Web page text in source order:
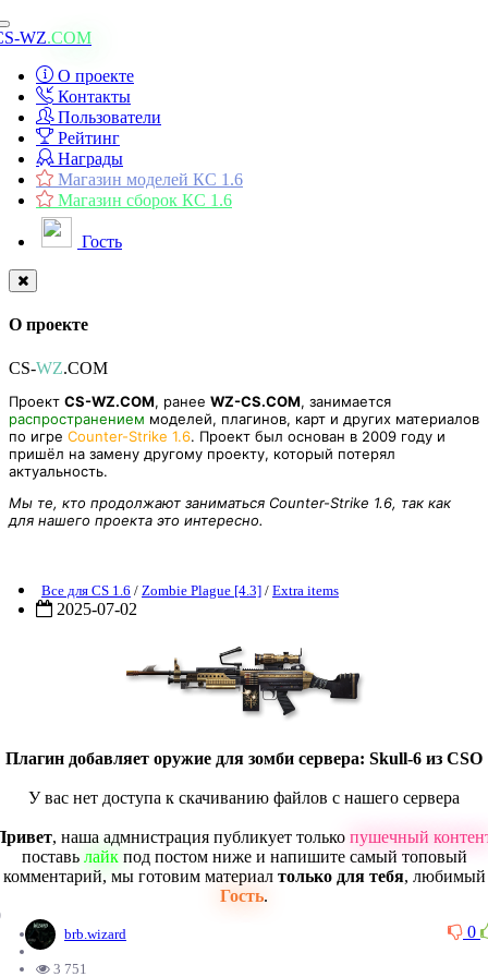
Toggle
navigation
WZ.COM
О проекте
Контакты
Пользователи
Рейтинг
Награды
Магазин моделей КС 1.6
Магазин сборок КС 1.6
Гость
О проекте
CS-WZ.COM
Проект CS-WZ.COM, ранее WZ-CS.COM, занимается
распространением моделей, плагинов, карт и других материалов
по игре Counter-Strike 1.6. Проект был основан в 2009 году и
пришёл на замену другому проекту, который потерял
актуальность.
Мы те, кто продолжают заниматься Counter-Strike 1.6, так как
для нашего проекта это интересно.
Все для CS 1.6 / Zombie Plague [4.3] / Extra items
2025-07-02
Плагин добавляет оружие для зомби сервера: Skull-6 из CSO
У вас нет доступа к скачиванию файлов с нашего сервера
, наша адмнистрация публикует только пушечный
поставь лайкпод постом ниже и напишите самый топовый
комментарий, мы готовим материал только для тебя, любимый
Гость.
0
brb.wizard
3 751